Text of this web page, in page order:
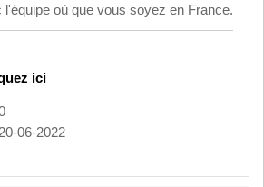
l'équipe où que vous soyez en France.
ici
20-06-2022